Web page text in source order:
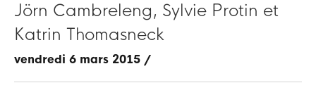
Jörn Cambreleng Sylvie Protin
Katrin Thomasneck
vendredi 6 mars 2015 /